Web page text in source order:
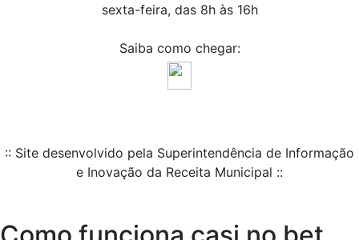
sexta-feira, das 8h às 16h
Saiba como chegar:
:: Site desenvolvido pela Superintendência de Informação
e Inovação da Receita Municipal ::